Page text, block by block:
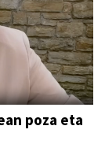
poza eta